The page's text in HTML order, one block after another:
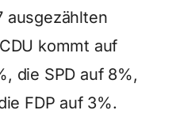
ausgezählten
kommt auf
die SPD auf 8%,
FDP auf 3%.